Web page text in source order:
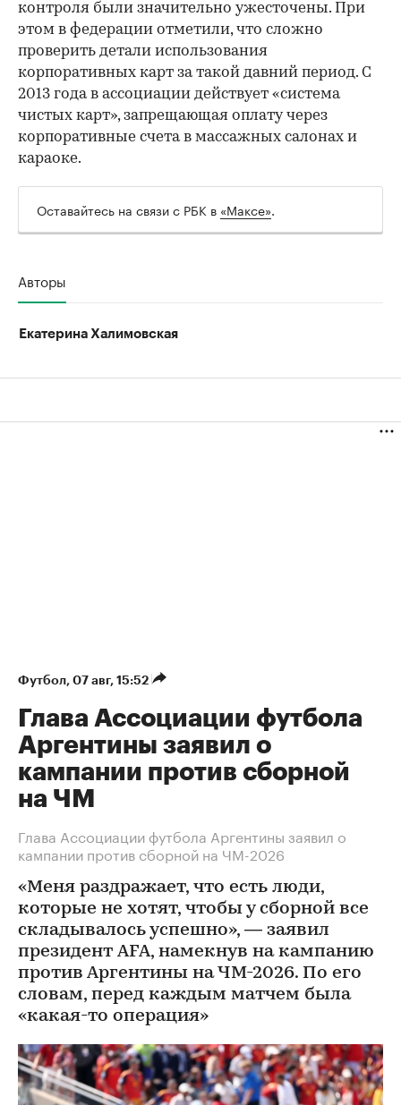
контроля были значительно ужесточены. При
этом в федерации отметили, что сложно
проверить детали использования
корпоративных карт за такой давний период. С
2013 года в ассоциации действует «система
чистых карт», запрещающая оплату через
корпоративные счета в массажных салонах и
караоке.
Оставайтесь на связи с РБК в «Максе».
Авторы
Екатерина Халимовская
Футбол⁠, 07 авг, 15:52
Глава Ассоциации футбола
Аргентины заявил о
кампании против сборной
на ЧМ
Глава Ассоциации футбола Аргентины заявил о
кампании против сборной на ЧМ-2026
«Меня раздражает, что есть люди,
которые не хотят, чтобы у сборной все
складывалось успешно», — заявил
президент AFA, намекнув на кампанию
против Аргентины на ЧМ-2026. По его
словам, перед каждым матчем была
«какая-то операция»